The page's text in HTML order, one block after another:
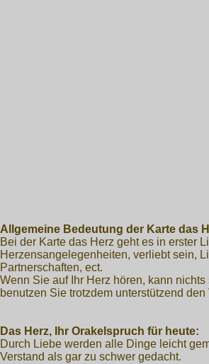
Allgemeine Bedeutung der Karte das
Bei der Karte das Herz geht es in erster
Herzensangelegenheiten, verliebt sein,
Partnerschaften, ect.
Wenn Sie auf Ihr Herz hören, kann
benutzen Sie trotzdem unterstützend den
Das Herz, Ihr Orakelspruch für heute:
Durch Liebe werden alle Dinge leicht
Verstand als gar zu schwer gedacht.